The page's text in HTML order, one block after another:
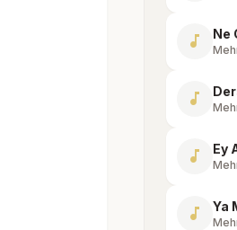
music_note Ne
music_note
music_note Ey
music_note Ya